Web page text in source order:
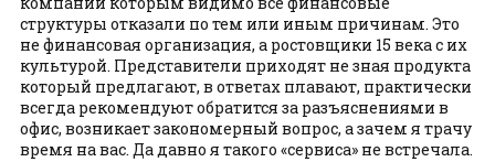
структуры отказали по тем или иным причинам. Это
не финансовая организация, а ростовщики 15 века с их
культурой. Представители приходят не зная продукта
который предлагают, в ответах плавают, практически
всегда рекомендуют обратится за разъяснениями в
офис, возникает закономерный вопрос, а зачем я трачу
время на вас. Да давно я такого «сервиса» не встречала.